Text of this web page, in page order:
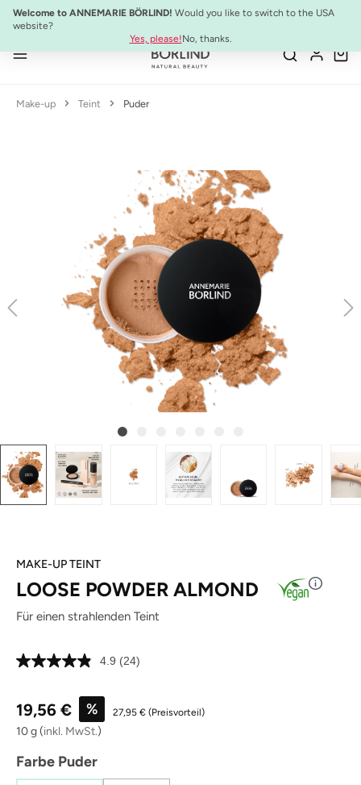
Zum Hauptinhalt springen
Welcome to ANNEMARIE BÖRLIND! Would you like to switch to the USA
website?
Yes, please!No, thanks.
10% Preisvorteil:Anti-Aging Sommer-Set
Make-up Teint Puder
Bildergalerie überspringen
MAKE-UP TEINT
LOOSE POWDER ALMOND
Für einen strahlenden Teint
4.9 24
Link
auf
(24)
Verkaufspreis:
19,56 € % 27,95 € (Preisvorteil)
10 g(inkl. MwSt.)
Farbe Puderauswählen